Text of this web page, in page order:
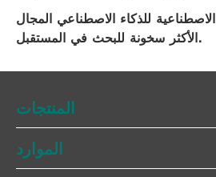
للذكاء الاصطناعي المجال
الأكثر سخونة للبحث في المستقبل.
المنتجات
الموارد